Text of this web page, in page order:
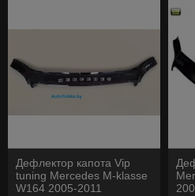
Дефлектор капота Vip
tuning Mercedes M-klasse
W164 2005-2011